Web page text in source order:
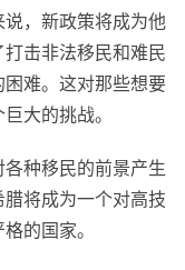
，新政策将成为他
击非法移民和难民
难。这对那些想要
大的挑战。
种移民的前景产生
将成为一个对高技
的国家。